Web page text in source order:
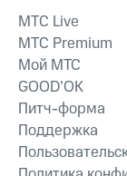
MTС Live
MTС Premium
Мой МТС
GOOD’OK
Питч-форма
Поддержка